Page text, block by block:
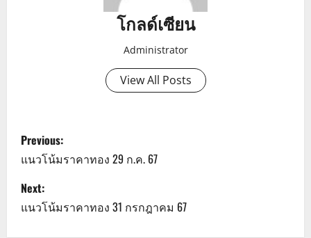
โกลด์เซียน
Administrator
View All Posts
P
o
s
t
Previous:
แนวโน้มราคาทอง 29 ก.ค. 67
Next:
แนวโน้มราคาทอง 31 กรกฎาคม 67